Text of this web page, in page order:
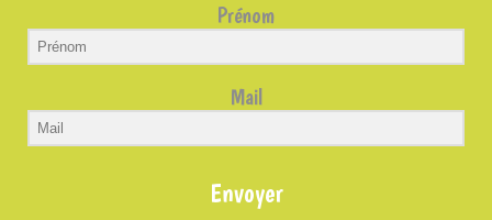
Prénom
Mail
Envoyer